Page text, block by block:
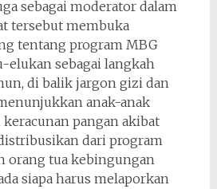
sebagai moderator dalam
tersebut membuka
tentang program MBG
elukan sebagai langkah
di balik jargon gizi dan
anak-anak
pangan akibat
dari program
orang tua kebingungan
siapa harus melaporkan